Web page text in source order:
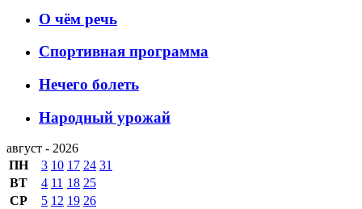
О чём речь
Спортивная программа
Нечего болеть
Народный урожай
август - 2026
ПН
3 10 17 24 31
ВТ
4 11 18 25
СР
5 12 19 26